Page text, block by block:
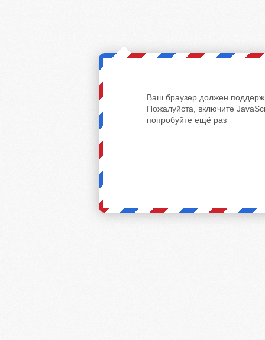
Ваш браузер должен
Пожалуйста, включите
попробуйте ещё раз